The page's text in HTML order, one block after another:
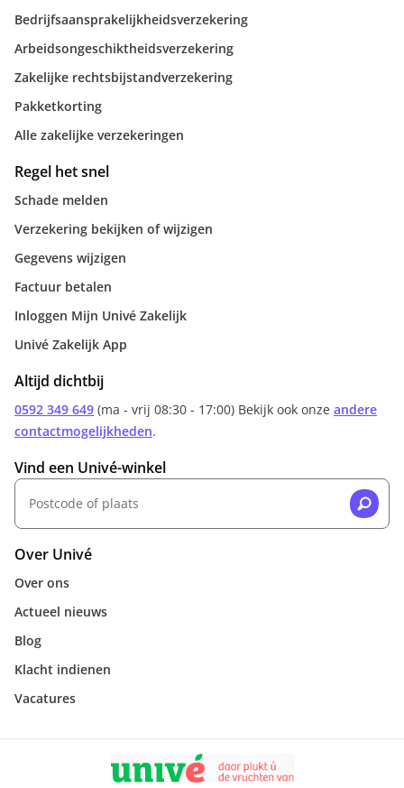
Bedrijfsaansprakelijkheidsverzekering
Arbeidsongeschiktheidsverzekering
Zakelijke rechtsbijstandverzekering
Pakketkorting
Alle zakelijke verzekeringen
Regel het snel
Schade melden
Verzekering bekijken of wijzigen
Gegevens wijzigen
Factuur betalen
Inloggen Mijn Univé Zakelijk
Univé Zakelijk App
Altijd dichtbij
0592 349 649 (ma - vrij 08:30 - 17:00) Bekijk ook onze andere
contactmogelijkheden.
Vind een Univé-winkel
Over Univé
Over ons
Actueel nieuws
Blog
Klacht indienen
Vacatures